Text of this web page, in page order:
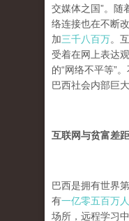
交媒体之国”。随
络连接也在不断
加三千八百万。
受着在网上表达
的“网络不平等”
巴西社会内部巨
互联网与贫富差距
巴西是拥有世界
有一亿零五百万人
场所，远程学习